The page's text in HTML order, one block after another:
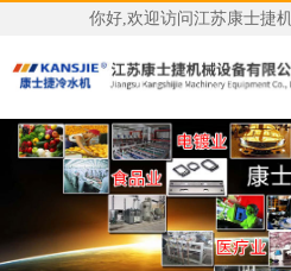
你好,欢迎访问江苏康士捷